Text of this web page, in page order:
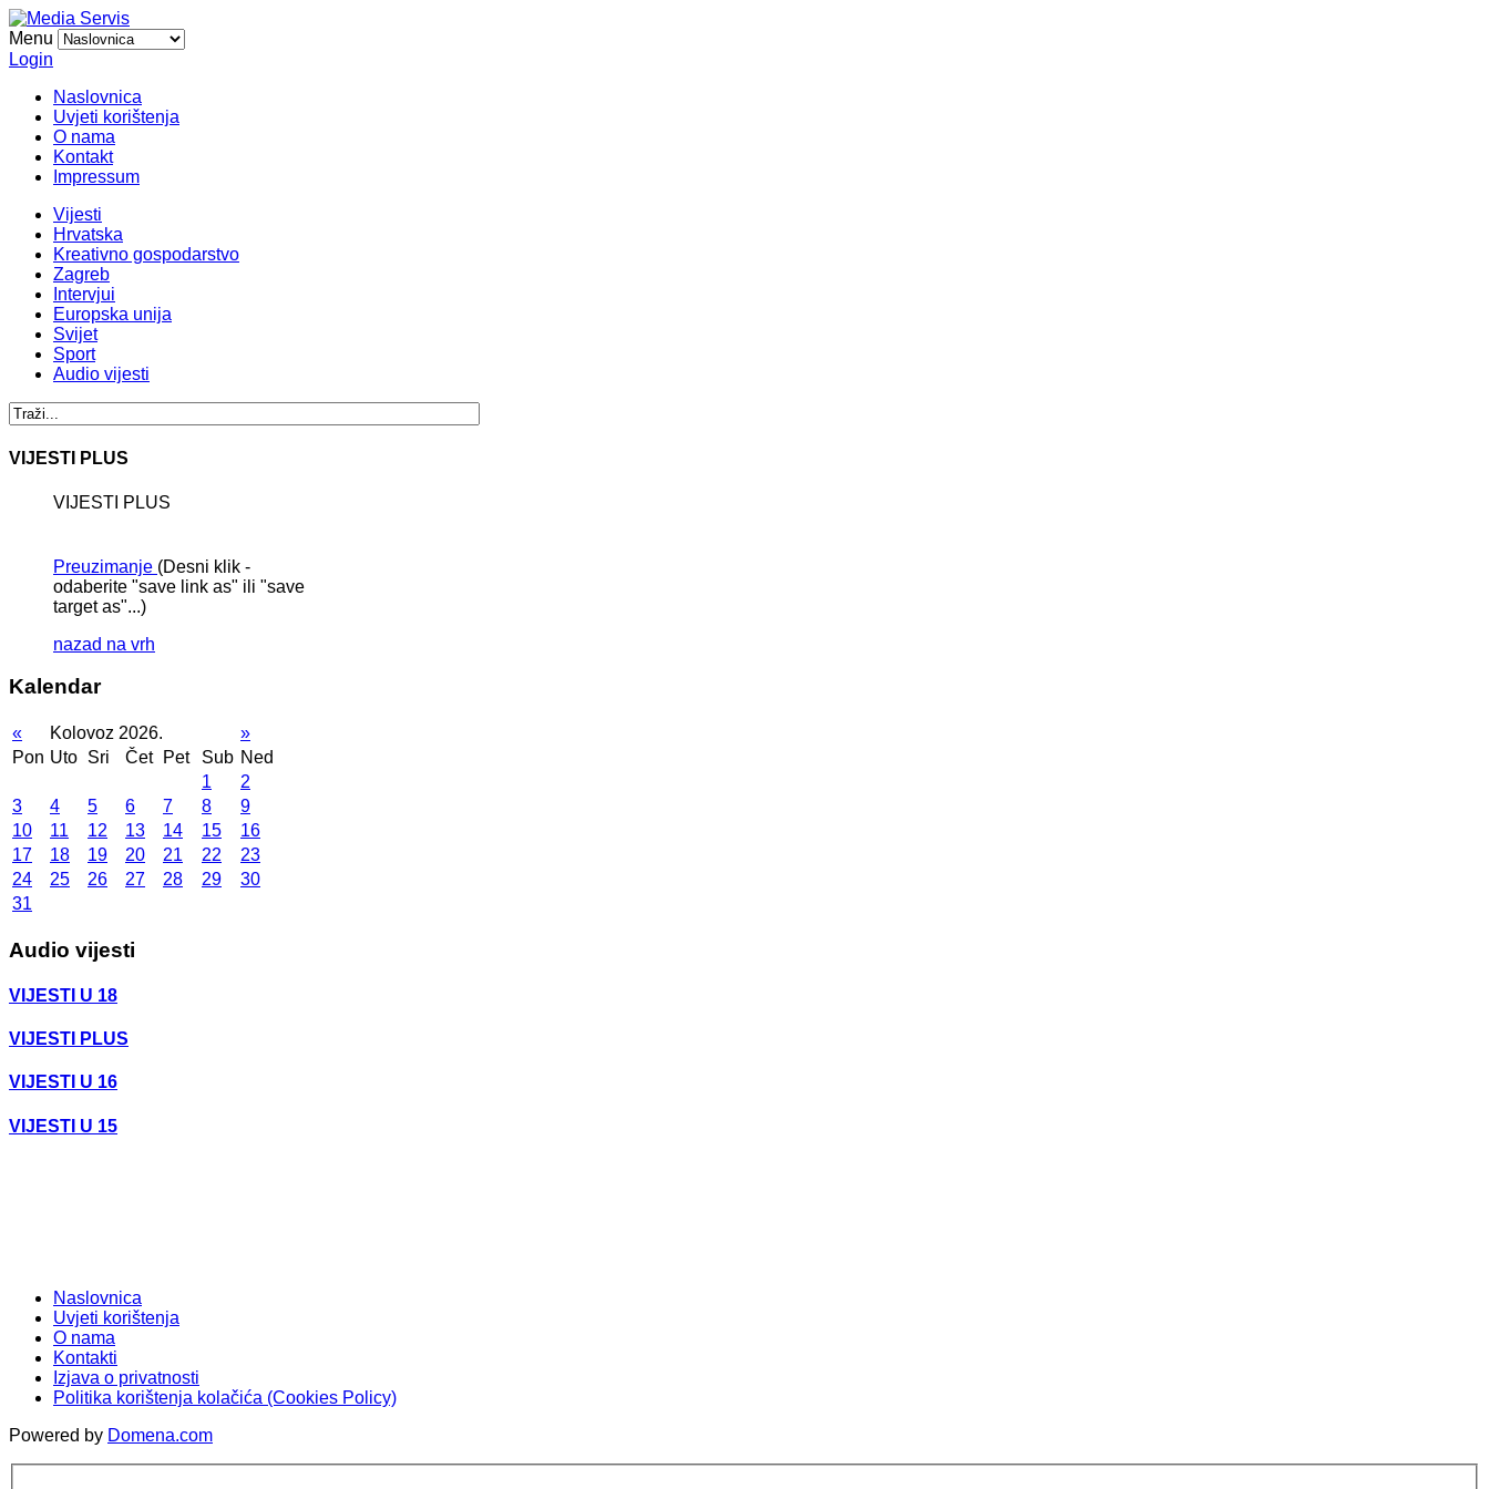
Menu
Login
Naslovnica
Uvjeti korištenja
O nama
Kontakt
Impressum
Vijesti
Hrvatska
Kreativno gospodarstvo
Zagreb
Intervjui
Europska unija
Svijet
Sport
Audio vijesti
VIJESTI PLUS
VIJESTI PLUS
Preuzimanje (Desni klik -
odaberite "save link as" ili "save
target as"...)
nazad na vrh
Kalendar
« Kolovoz 2026.
»
Pon Uto Sri Čet Pet Sub Ned
1
2
3
4 5 6 7 8
9
10
11 12 13 14 15
16
17
18 19 20 21 22
23
24
25 26 27 28 29
30
31
Audio vijesti
VIJESTI U 18
VIJESTI PLUS
VIJESTI U 16
VIJESTI U 15
Naslovnica
Uvjeti korištenja
O nama
Kontakti
Izjava o privatnosti
Politika korištenja kolačića (Cookies Policy)
Powered by Domena.com